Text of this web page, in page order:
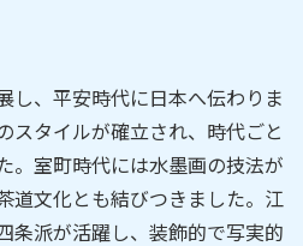
し、平安時代に日本へ伝わりま
スタイルが確立され、時代ごと
。室町時代には水墨画の技法が
道文化とも結びつきました。江
条派が活躍し、装飾的で写実的